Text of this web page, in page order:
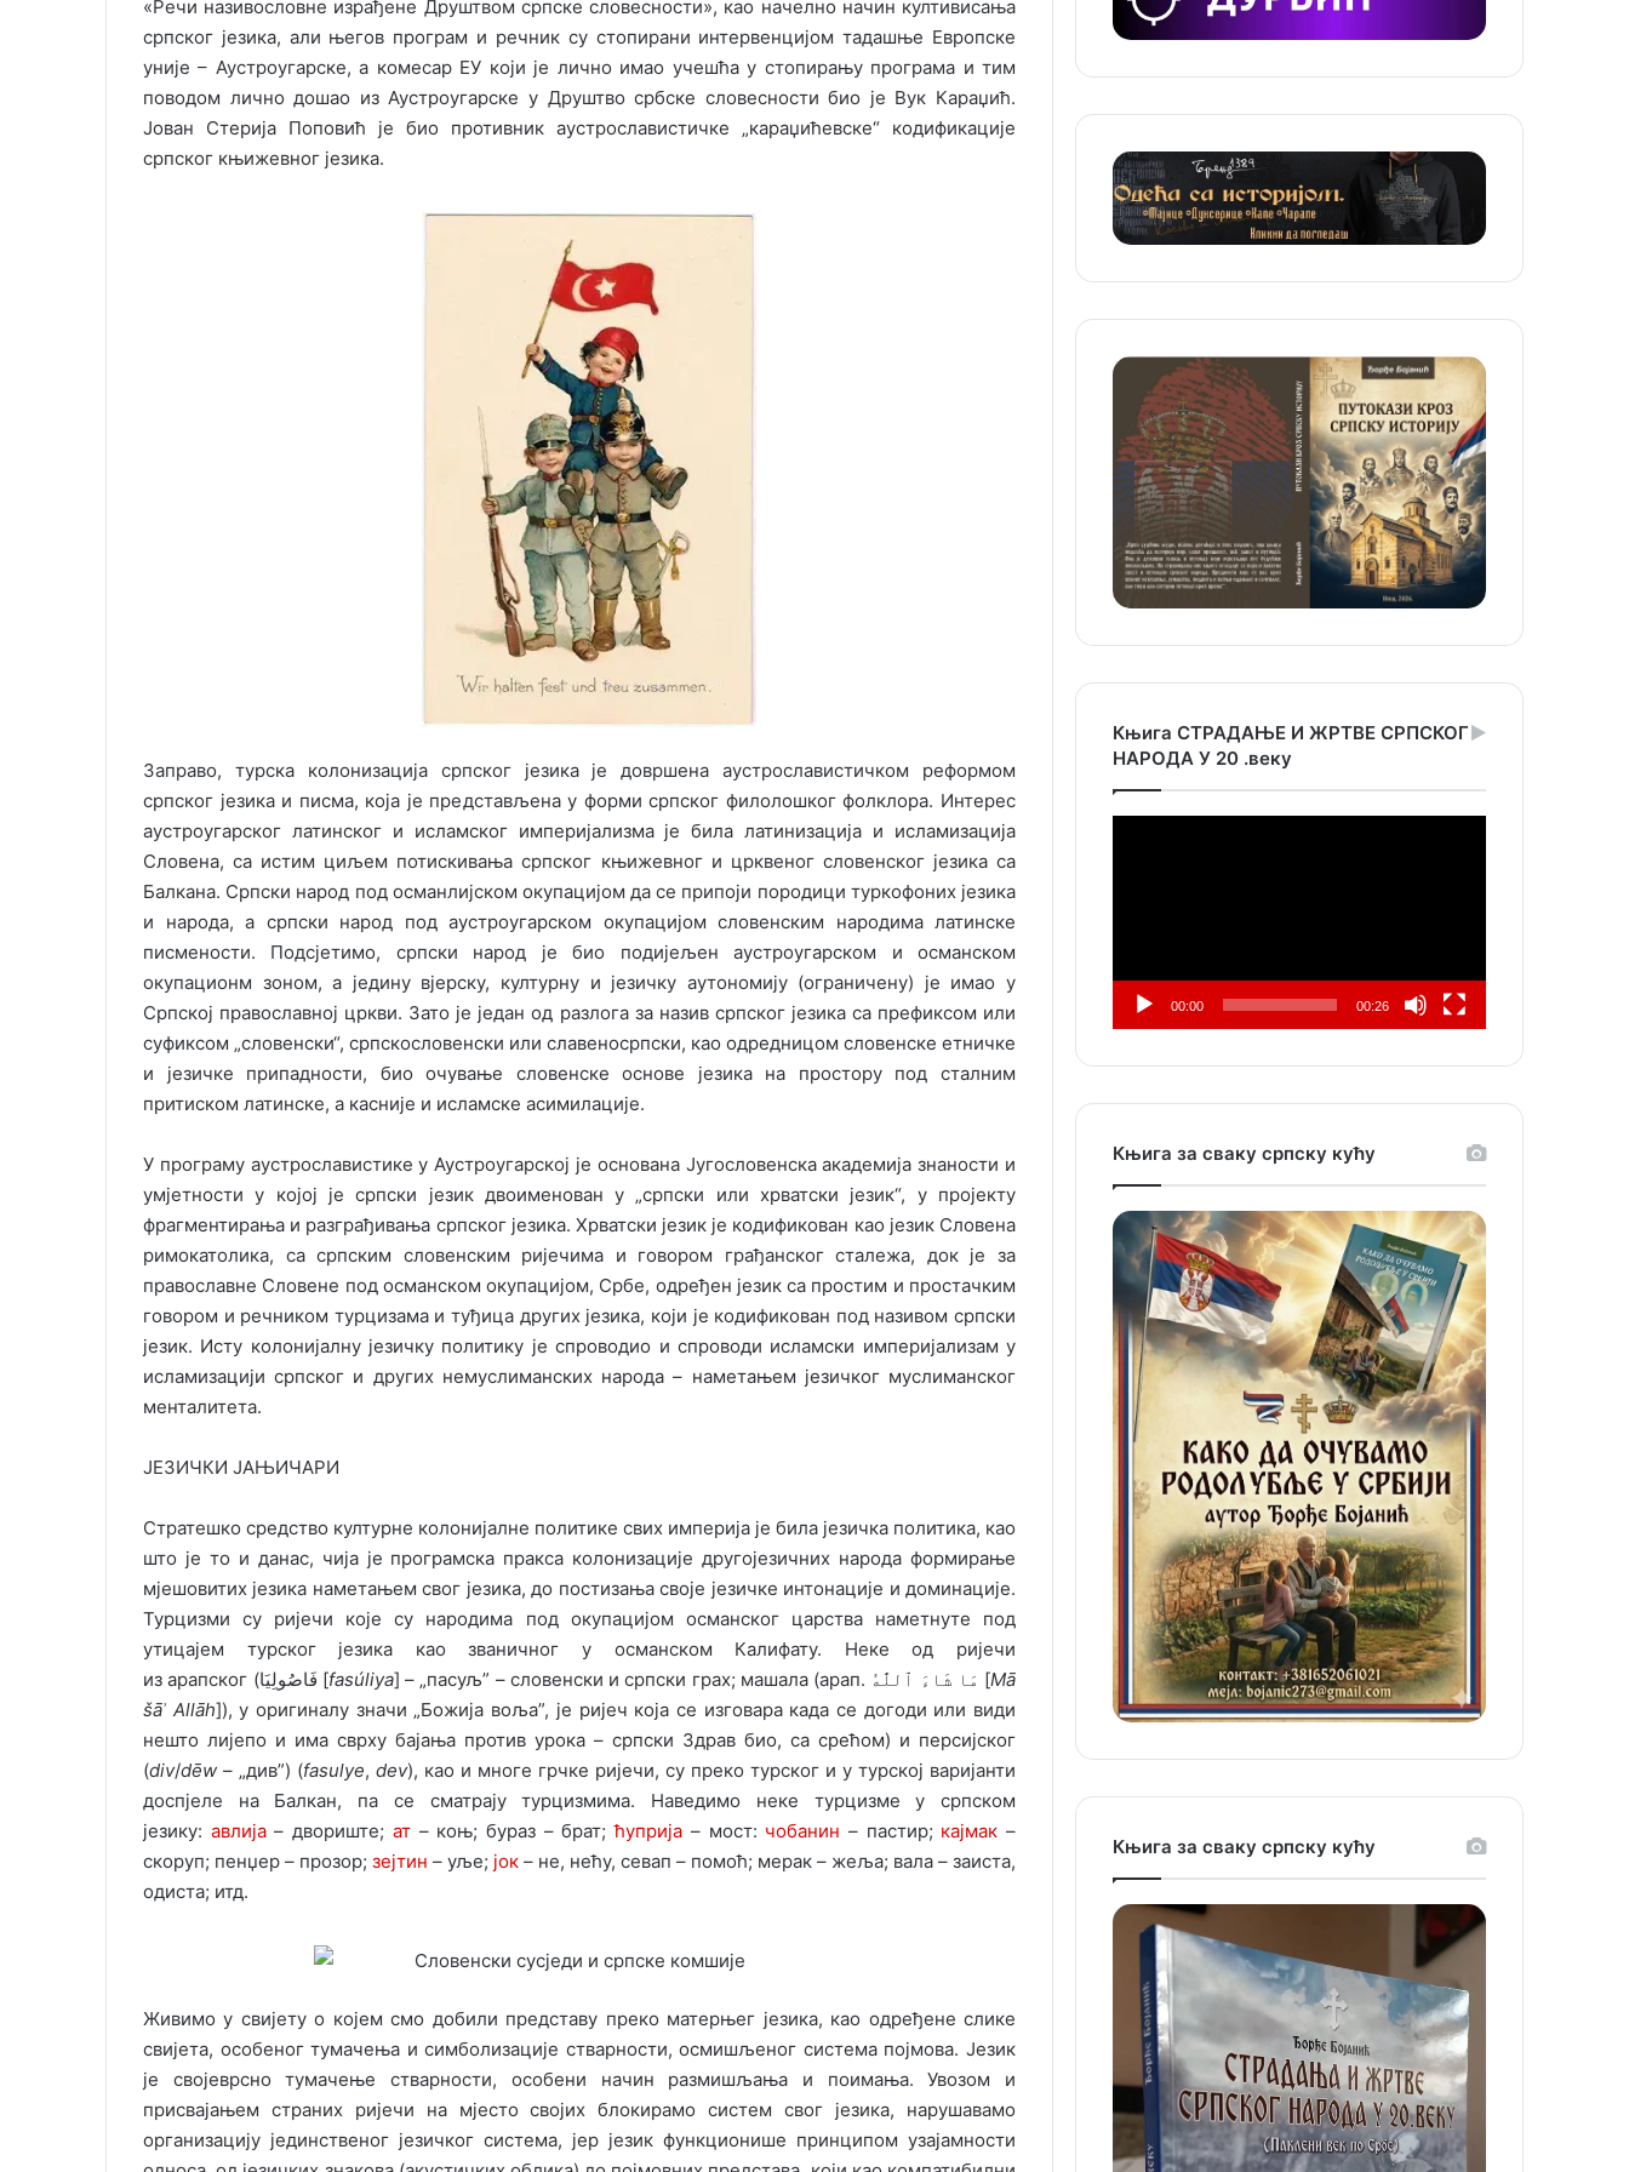
«Речи називословне израђене Друштвом српске словесности», као начелно начин култивисања
српског језика, али његов програм и речник су стопирани интервенцијом тадашње Европске
уније – Аустроугарске, а комесар ЕУ који је лично имао учешћа у стопирању програма и тим
поводом лично дошао из Аустроугарске у Друштво србске словесности био је Вук Караџић.
Јован Стерија Поповић је био противник аустрославистичке „караџићевске“ кодификације
српског књижевног језика.
Заправо, турска колонизација српског језика је довршена аустрославистичком реформом
српског језика и писма, која је представљена у форми српског филолошког фолклора. Интерес
аустроугарског латинског и исламског империјализма је била латинизација и исламизација
Словена, са истим циљем потискивања српског књижевног и црквеног словенског језика са
Балкана. Српски народ под османлијском окупацијом да се припоји породици туркофоних језика
и народа, а српски народ под аустроугарском окупацијом словенским народима латинске
писмености. Подсјетимо, српски народ је био подијељен аустроугарском и османском
окупационм зоном, а једину вјерску, културну и језичку аутономију (ограничену) је имао у
Српској православној цркви. Зато је један од разлога за назив српског језика са префиксом или
суфиксом „словенски“, српскословенски или славеносрпски, као одредницoм словенске етничке
и језичке припадности, био очување словенске основе језика на простору под сталним
притиском латинске, а касније и исламске асимилације.
У програму аустрославистике у Аустроугарској је основана Југословенска академија знаности и
умјетности у којој је српски језик двоименован у „српски или хрватски језик“, у пројекту
фрагментирања и разграђивања српског језика. Хрватски језик је кодификован као језик Словена
римокатолика, са српским словенским ријечима и говором грађанског сталежа, док је за
православне Словене под османском окупацијом, Србе, одређен језик са простим и простачким
говором и речником турцизама и туђица других језика, који је кодификован под називом српски
језик. Исту колонијалну језичку политику је спроводио и спроводи исламски империјализам у
исламизацији српског и других немуслиманских народа – наметањем језичког муслиманског
менталитета.
ЈЕЗИЧКИ ЈАЊИЧАРИ
Стратешко средство културне колонијалне политике свих империја је била језичка политика, као
што је то и данас, чија је програмска пракса колонизације другојезичних народа формирање
мјешовитих језика наметањем свог језика, до постизања своје језичке интонације и доминације.
Турцизми су ријечи које су народима под окупацијом османског царства наметнуте под
утицајем турског језика као званичног у османском Калифату. Неке од ријечи
из арапског (‏فَاصُولِيَا [fasúliya ] – „пасуљ” – словенски и српски грах; машала (арап. مَا شَاءَ ٱللَّٰهُ [Mā
šāʾ Allāh]), у оригиналу значи „Божија воља”, је ријеч која се изговара када се догоди или види
нешто лијепо и има сврху бајања против урока – српски Здрав био, са срећом) и персијског
(div/dēw – „див”) (fasulye, dev), као и многе грчке ријечи, су преко турског и у турској варијанти
доспјеле на Балкан, па се сматрају турцизмима. Наведимо неке турцизме у српском
језику: авлија– двориште; ат– коњ; бураз – брат;ћуприја – мост: чобанин – пастир; кајмак –
скоруп; пенџер – прозор; зејтин – уље; јок – не, нећу, севап – помоћ; мерак – жеља; вала – заиста,
одиста; итд.
Живимо у свијету о којем смо добили представу преко матерњег језика, као одређене слике
свијета, особеног тумачења и симболизације стварности, осмишљеног система појмова. Језик
је својеврсно тумачење стварности, особени начин размишљања и поимања. Увозом и
присвајањем страних ријечи на мјесто својих блокирамо систем свог језика, нарушавамо
организацију јединственог језичког система, јер језик функционише принципом узајамности
Књига СТРАДАЊЕ И ЖРТВЕ СРПСКОГ
НАРОДА У 20 .веку
00:00 00:26
Књига за сваку српску кућу
Књига за сваку српску кућу